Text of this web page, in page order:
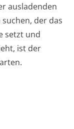
ausladenden
der das
setzt und
ist der